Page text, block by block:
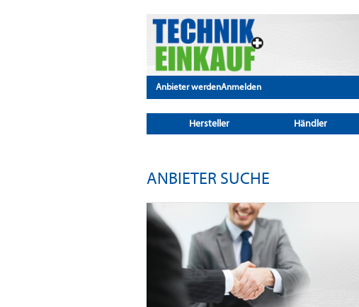
Anbieter werdenAnmelden
Hersteller Händler
ANBIETER SUCHE